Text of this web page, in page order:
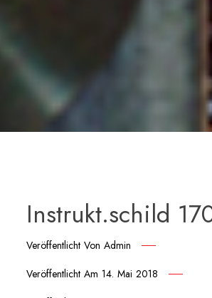
Instrukt.schild
Veröffentlicht VonAdmin
Veröffentlicht Am14. Mai 2018